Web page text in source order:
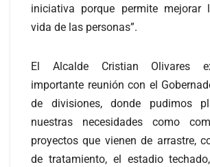
iniciativa porque permite mejorar
vida de las personas”.
El Alcalde Cristian Olivares
importante reunión con el
de divisiones, donde pudimos
nuestras necesidades como
proyectos que vienen de arrastre,
de tratamiento, el estadio